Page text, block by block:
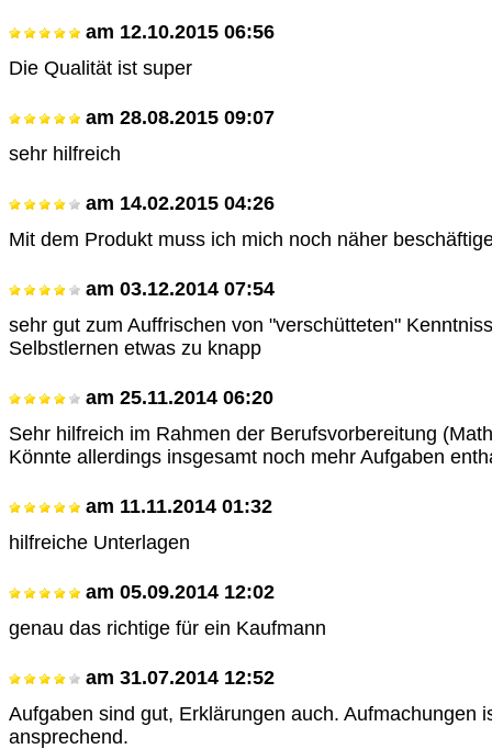
am 12.10.2015 06:56
Die Qualität ist super
am 28.08.2015 09:07
sehr hilfreich
am 14.02.2015 04:26
Mit dem Produkt muss ich mich noch näher
am 03.12.2014 07:54
sehr gut zum Auffrischen von "verschütteten"
Selbstlernen etwas zu knapp
am 25.11.2014 06:20
Sehr hilfreich im Rahmen der Berufsvorbereitung
Könnte allerdings insgesamt noch mehr Aufgaben
am 11.11.2014 01:32
hilfreiche Unterlagen
am 05.09.2014 12:02
genau das richtige für ein Kaufmann
am 31.07.2014 12:52
Aufgaben sind gut, Erklärungen auch. Aufmachungen
ansprechend.